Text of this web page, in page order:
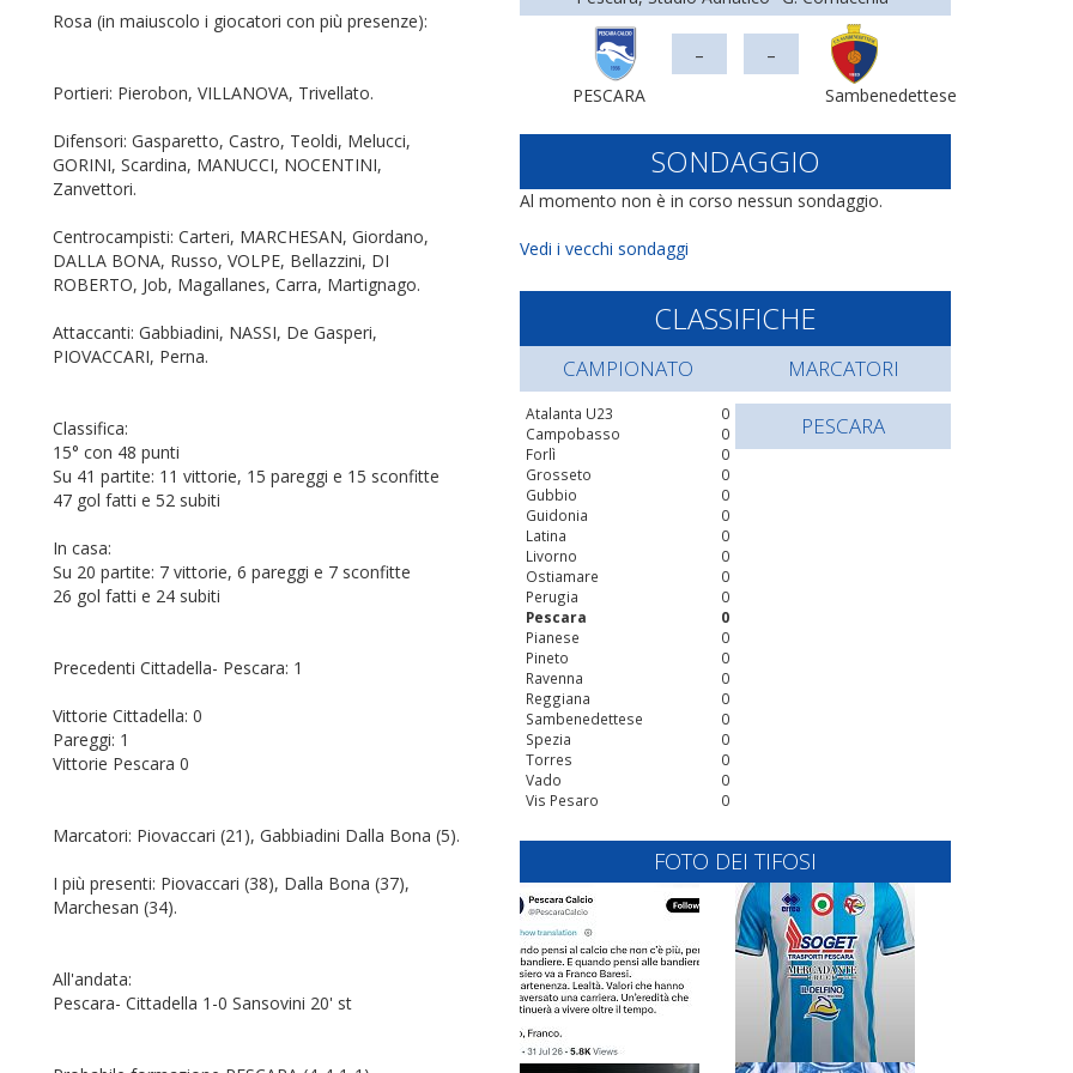
Rosa (in maiuscolo i giocatori con più presenze):
Portieri: Pierobon, VILLANOVA, Trivellato.
Difensori: Gasparetto, Castro, Teoldi, Melucci,
GORINI, Scardina, MANUCCI, NOCENTINI,
Zanvettori.
Centrocampisti: Carteri, MARCHESAN, Giordano,
DALLA BONA, Russo, VOLPE, Bellazzini, DI
ROBERTO, Job, Magallanes, Carra, Martignago.
Attaccanti: Gabbiadini, NASSI, De Gasperi,
PIOVACCARI, Perna.
Classifica:
15° con 48 punti
Su 41 partite: 11 vittorie, 15 pareggi e 15 sconfitte
47 gol fatti e 52 subiti
In casa:
Su 20 partite: 7 vittorie, 6 pareggi e 7 sconfitte
26 gol fatti e 24 subiti
Precedenti Cittadella- Pescara: 1
Vittorie Cittadella: 0
Pareggi: 1
Vittorie Pescara 0
Marcatori: Piovaccari (21), Gabbiadini Dalla Bona (5).
I più presenti: Piovaccari (38), Dalla Bona (37),
Marchesan (34).
All'andata:
Pescara- Cittadella 1-0 Sansovini 20' st
PESCARA
- -
Sambenedettese
SONDAGGIO
Al momento non è in corso nessun sondaggio.
Vedi i vecchi sondaggi
CLASSIFICHE
CAMPIONATO
0
Atalanta U23
0
Campobasso
0
Forlì
0
Grosseto
0
Gubbio
0
Guidonia
0
Latina
0
Livorno
0
Ostiamare
0
Perugia
0
Pescara
0
Pianese
0
Pineto
0
Ravenna
0
Reggiana
0
Sambenedettese
0
Spezia
0
Torres
0
Vado
0
Vis Pesaro
MARCATORI
PESCARA
FOTO DEI TIFOSI